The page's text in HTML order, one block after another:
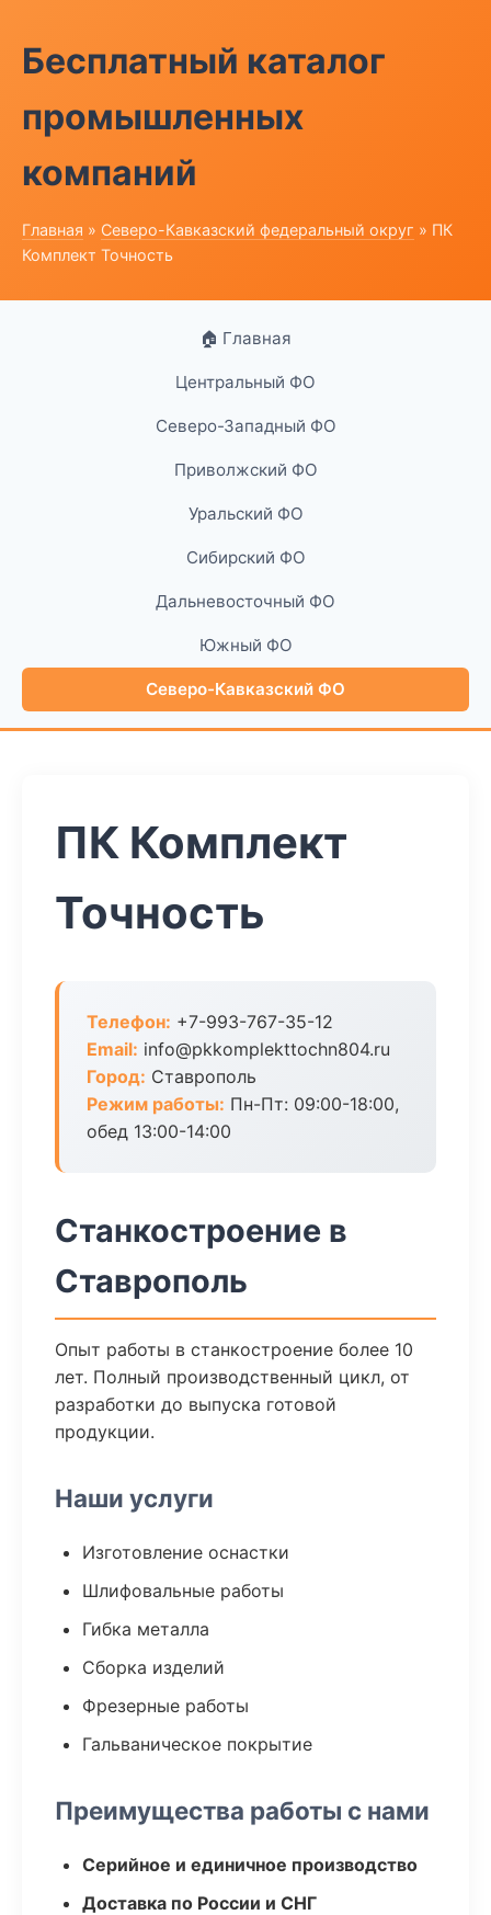
Бесплатный каталог
промышленных
компаний
Главная » Северо-Кавказский федеральный округ » ПК
Комплект Точность
🏠 Главная
Центральный ФО
Северо-Западный ФО
Приволжский ФО
Уральский ФО
Сибирский ФО
Дальневосточный ФО
Южный ФО
Северо-Кавказский ФО
ПК Комплект
Точность
Телефон: +7-993-767-35-12
Email: info@pkkomplekttochn804.ru
Город: Ставрополь
Режим работы: Пн-Пт: 09:00-18:00,
обед 13:00-14:00
Станкостроение в
Ставрополь
Опыт работы в станкостроение более 10
лет. Полный производственный цикл, от
разработки до выпуска готовой
продукции.
Наши услуги
Изготовление оснастки
Шлифовальные работы
Гибка металла
Сборка изделий
Фрезерные работы
Гальваническое покрытие
Преимущества работы с нами
Серийное и единичное производство
Доставка по России и СНГ